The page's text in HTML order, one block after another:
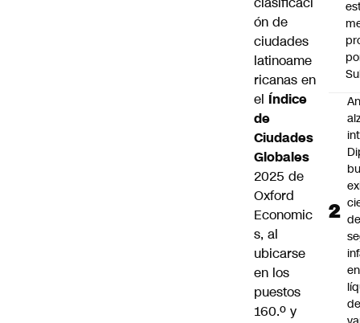
ón de
ciudades
latinoame
ricanas en
el Índice
de
Ciudades
Globales
2025 de
Oxford
Economic
s, al
ubicarse
en los
puestos
160.º y
de
en
de